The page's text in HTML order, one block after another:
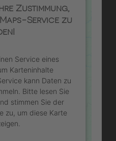
Zustimmung,
Service zu
Service eines
Karteninhalte
kann Daten zu
Bitte lesen Sie
stimmen Sie der
zu, um diese Karte